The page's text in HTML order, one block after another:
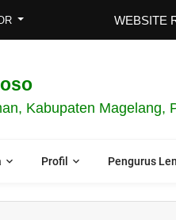
WEBSITE
Kabupaten Magelang,
Profil Pengurus